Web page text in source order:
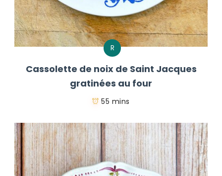
R
Cassolette de noix de Saint Jacques
gratinées au four
55 mins